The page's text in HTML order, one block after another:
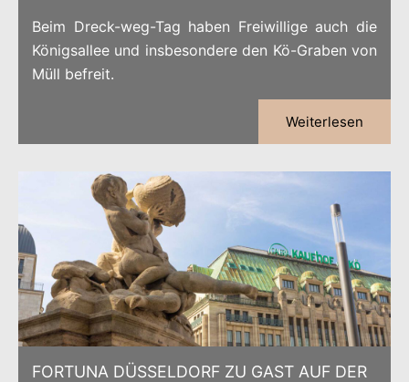
Beim Dreck-weg-Tag haben Freiwillige auch die
Königsallee und insbesondere den Kö-Graben von
Müll befreit.
Weiterlesen
FORTUNA DÜSSELDORF ZU GAST AUF DER